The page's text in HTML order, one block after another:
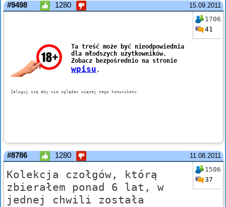
15.09.2011
#9498 1280
1706
41
11.08.2011
#8786 1280
1506
37
Kolekcja czołgów, którą
zbierałem ponad 6 lat, w
jednej chwili została